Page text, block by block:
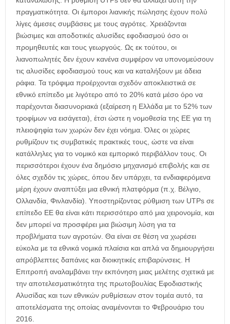
πραγματικότητα. Οι έμποροι λιανικής πώλησης έχουν πολύ
λίγες άμεσες συμβάσεις με τους αγρότες. Χρειάζονται
βιώσιμες και αποδοτικές αλυσίδες εφοδιασμού όσο οι
προμηθευτές και τους γεωργούς. Ως εκ τούτου, οι
λιανοπωλητές δεν έχουν κανένα συμφέρον να υπονομεύσουν
τις αλυσίδες εφοδιασμού τους και να καταλήξουν με άδεια
ράφια. Τα τρόφιμα προέρχονται σχεδόν αποκλειστικά σε
εθνικό επίπεδο με λιγότερο από το 20% κατά μέσο όρο να
παρέχονται διασυνοριακά (εξαίρεση η Ελλάδα με το 52% των
τροφίμων να εισάγεται), έτσι ώστε η νομοθεσία της ΕΕ για τη
πλειοψηφία των χωρών δεν έχει νόημα. Όλες οι χώρες
ρυθμίζουν τις συμβατικές πρακτικές τους, ώστε να είναι
κατάλληλες για το νομικό και εμπορικό περιβάλλον τους. Οι
περισσότεροι έχουν ένα δημόσιο μηχανισμό επιβολής και σε
όλες σχεδόν τις χώρες, όπου δεν υπάρχει, τα ενδιαφερόμενα
μέρη έχουν αναπτύξει μια εθνική πλατφόρμα (π.χ. Βέλγιο,
Ολλανδία, Φινλανδία). Υποστηρίζοντας ρύθμιση των UTPs σε
επίπεδο ΕΕ θα είναι κάτι περισσότερο από μια χειρονομία, και
δεν μπορεί να προσφέρει μια βιώσιμη λύση για τα
προβλήματα των αγροτών. Θα είναι σε θέση να χωρέσει
εύκολα με τα εθνικά νομικά πλαίσια και απλά να δημιουργήσει
απρόβλεπτες δαπάνες και διοικητικές επιβαρύνσεις. Η
Επιτροπή αναλαμβάνει την εκπόνηση μιας μελέτης σχετικά με
την αποτελεσματικότητα της πρωτοβουλίας Εφοδιαστικής
Αλυσίδας και των εθνικών ρυθμίσεων στον τομέα αυτό, τα
αποτελέσματα της οποίας αναμένονται το Φεβρουάριο του
2016.